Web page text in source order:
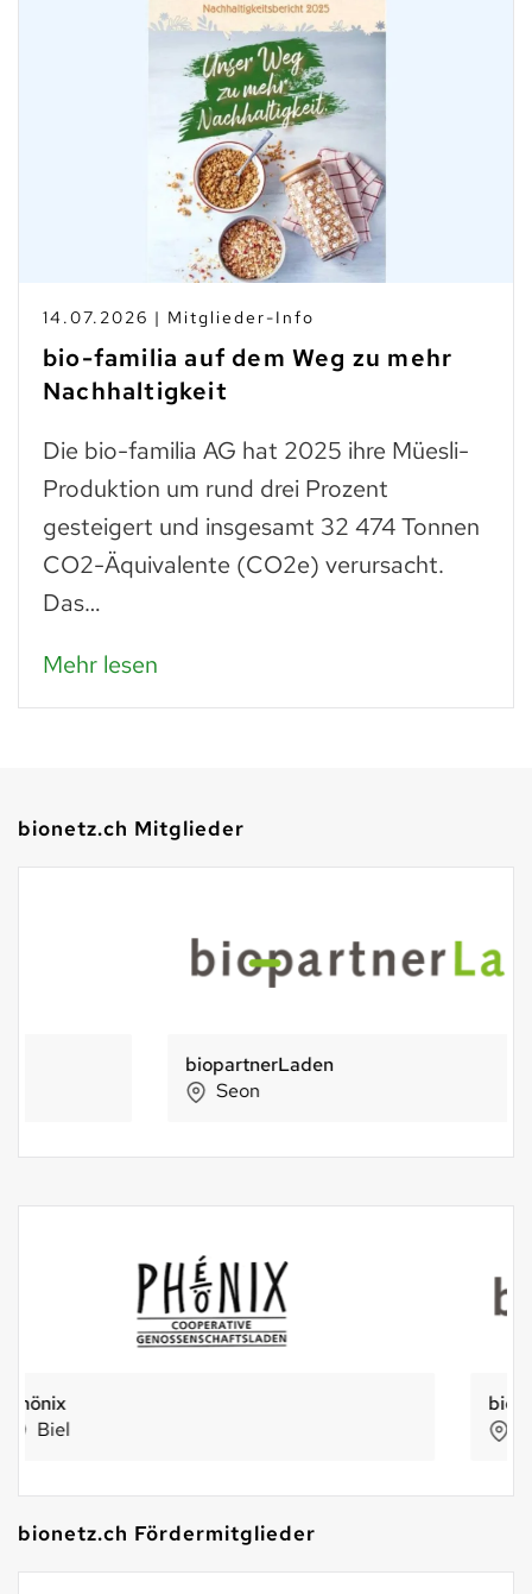
14.07.2026 | Mitglieder-Info
bio-familia auf dem Weg zu mehr
Nachhaltigkeit
Die bio-familia AG hat 2025 ihre Müesli-
Produktion um rund drei Prozent
gesteigert und insgesamt 32 474 Tonnen
CO2-Äquivalente (CO2e) verursacht.
Das…
Mehr lesen
bionetz.ch Mitglieder
biopartnerLaden
biopartnerLaden
bionetz.ch Fördermitglieder